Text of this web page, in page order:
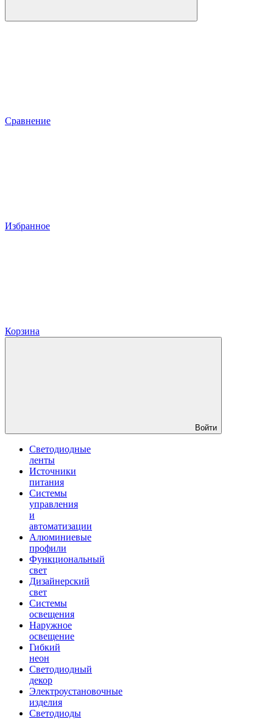
Сравнение
Избранное
Корзина
Войти
Светодиодные
ленты
Источники
питания
Системы
управления
и
автоматизации
Алюминиевые
профили
Функциональный
свет
Дизайнерский
свет
Системы
освещения
Наружное
освещение
Гибкий
неон
Светодиодный
декор
Электроустановочные
изделия
Светодиоды